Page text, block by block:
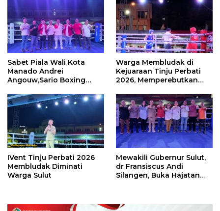
Sabet Piala Wali Kota
Manado Andrei
Angouw,Sario Boxing
Perbati 2026
Warga Membludak di
Kejuaraan Tinju Perbati
2026, Memperebutkan
IVent Tinju Perbati 2026
Membludak Diminati
Warga Sulut
Mewakili Gubernur Sulut,
dr Fransiscus Andi
Silangen, Buka Hajatan